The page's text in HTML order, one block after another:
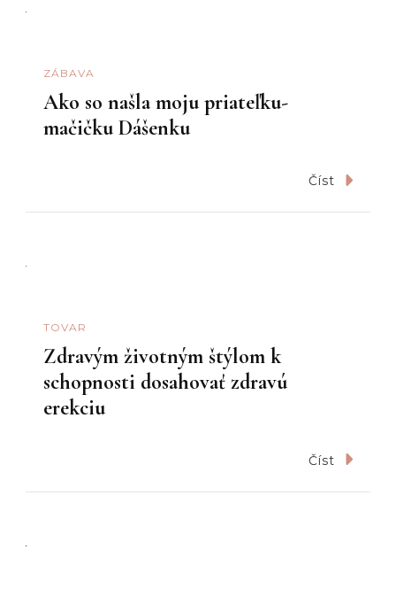
ZÁBAVA
Ako so našla moju priateľku-
mačičku Dášenku
Číst
TOVAR
Zdravým životným štýlom k
schopnosti dosahovať zdravú
erekciu
Číst